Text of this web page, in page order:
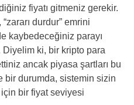
fiyatı gitmeniz gerekir.
durdur” emrini
kaybedeceğiniz parayı
Diyelim ki, bir kripto para
ancak piyasa şartları bu
bir durumda, sistemin sizin
için bir fiyat seviyesi